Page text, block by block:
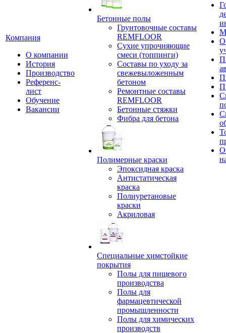
Компания
О компании
История
Производство
Референс-
лист
Обучение
Вакансии
Бетонные полы
Грунтовочные составы
REMFLOOR
Сухие упрочняющие
смеси (топпинги)
Составы по уходу за
свежевыложенным
бетоном
Ремонтные составы
REMFLOOR
Бетонные стяжки
Фибра для бетона
Полимерные краски
Эпоксидная краска
Антистатическая
краска
Полиуретановые
краски
Акриловая
Специальные химстойкие
покрытия
Полы для пищевого
производства
Полы для
фармацевтической
промышленности
Полы для химических
производств